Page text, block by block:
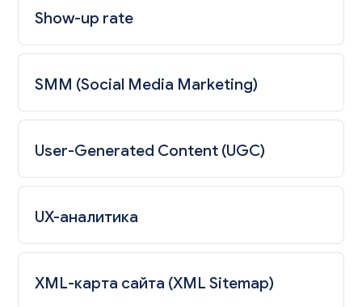
Show-up rate
SMM (Social Media Marketing)
User-Generated Content (UGC)
UX-аналитика
XML-карта сайта (XML Sitemap)